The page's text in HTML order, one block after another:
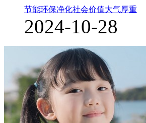
节能环保净化社会价值大气厚重
2024-10-28